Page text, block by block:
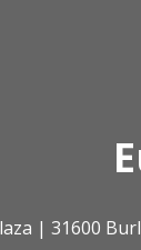
| 31600